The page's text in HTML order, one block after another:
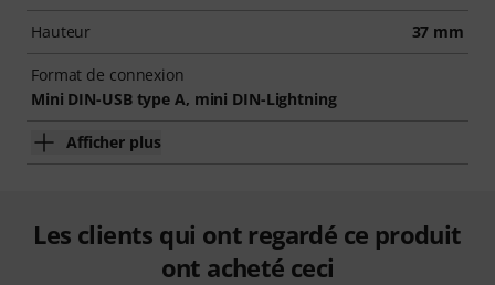
Hauteur 37 mm
Format de connexion
Mini DIN-USB type A, mini DIN-Lightning
Afficher plus
Les clients qui ont regardé ce produit
ont acheté ceci